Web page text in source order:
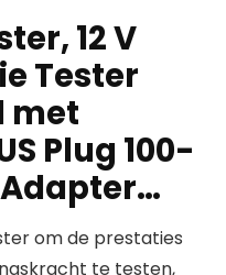
12 V
Tester
met
Plug 100-
Adapter…
om de prestaties
te testen,